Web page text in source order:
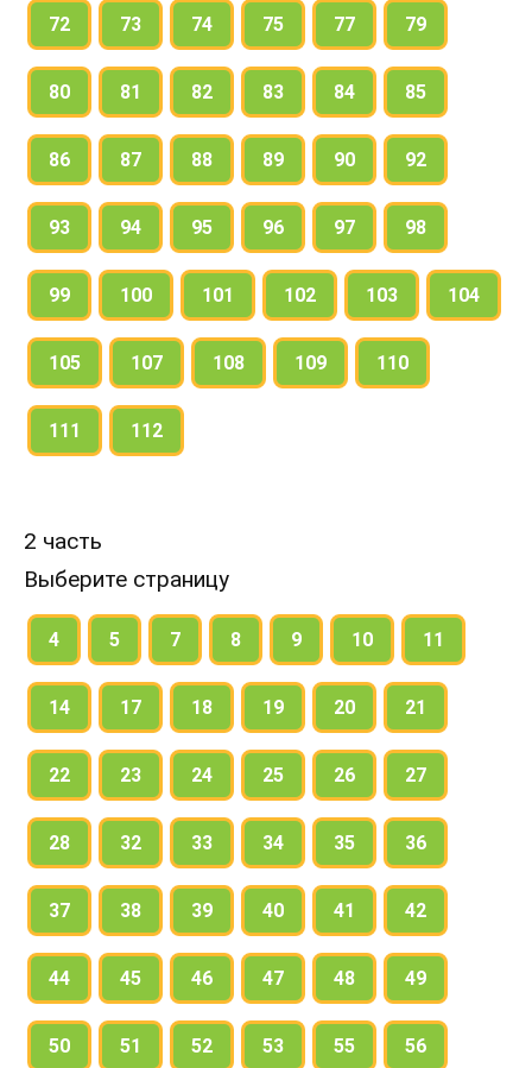
72 73 74 75 77 79
80 81 82 83 84 85
86 87 88 89 90 92
93 94 95 96 97 98
99 100 101 102 103 104
105 107 108 109 110
111 112
2 часть
Выберите страницу
4 5 7 8 9 10 11
14 17 18 19 20 21
22 23 24 25 26 27
28 32 33 34 35 36
37 38 39 40 41 42
44 45 46 47 48 49
50 51 52 53 55 56